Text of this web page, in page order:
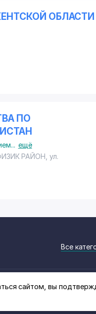
ОБЛАСТИ
ПО
... ещё
РАЙОН ,ул.
Все
сайтом, вы